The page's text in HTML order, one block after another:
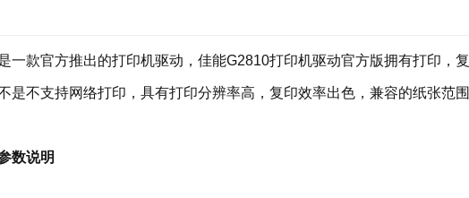
款官方推出的打印机驱动，佳能G2810打印机驱动官方版拥有打印，复
是不支持网络打印，具有打印分辨率高，复印效率出色，兼容的纸张范围
数说明